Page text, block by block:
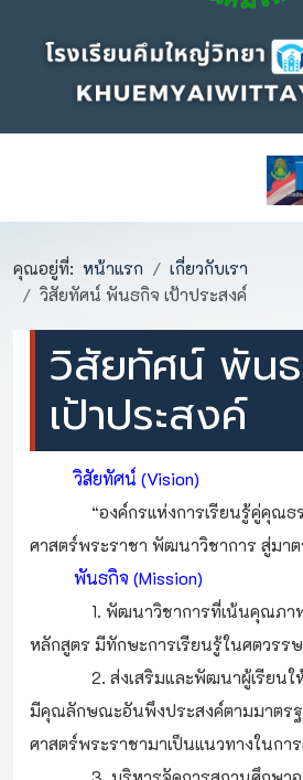
คุณอยู่ที่: หน้าแรก
เกี่ยวกับเรา
วิสัยทัศน์ พันธกิจ เป้าประสงค์
วิสัยทัศน์ พัน
เป้าประสงค์
วิสัยทัศน์ (Vision)
“องค์กรแห่งการเรียนรู้คู่คุณธร
ศาสตร์พระราชา พัฒนาวิชาการ สู่มา
พันธกิจ (Mission)
1. พัฒนาวิชาการที่เน้นคุณภาพผู้
หลักสูตร มีทักษะการเรียนรู้ในศตวรร
2. ส่งเสริมและพัฒนาผู้เรียน
มีคุณลักษณะอันพึงประสงค์ตามมาตร
ศาสตร์พระราชามาเป็นแนวทางในกา